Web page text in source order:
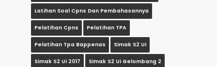
Latihan Soal Cpns Dan Pembahasannya
Pelatihan Cpns Pelatihan TPA
Pelatihan Tpa Bappenas Simak S2 Ui
Simak S2 Ui 2017 Simak S2 Ui Gelombang 2